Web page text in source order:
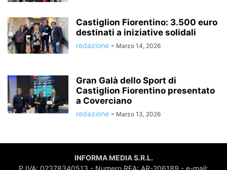
Castiglion Fiorentino: 3.500 euro
destinati a iniziative solidali
redazione - Marzo 14, 2026
Gran Galà dello Sport di
Castiglion Fiorentino presentato
a Coverciano
redazione - Marzo 13, 2026
INFORMA MEDIA S.R.L.
P.IVA: 02378340513 - Numero REA: AR-206189 - e-mail: